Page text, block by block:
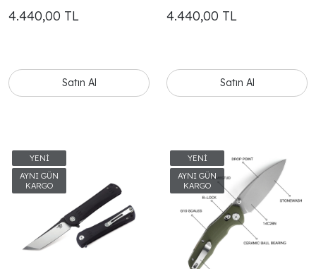
Müşterilerimize son
derece tasarlanmış ve
Bestech Knives
modellerinin patentli
4.440,00 TL
Satın Al
Müşterilerimize son
derece tasarlanmış ve
Bestech Knives
modellerinin patentli
4.440,00 TL
Satın Al